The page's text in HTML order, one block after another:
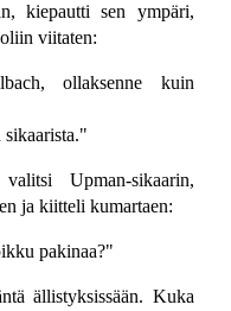
kiepautti sen ympäri,
viitaten:
ollaksenne kuin
Upman-sikaarin,
ja kiitteli kumartaen:
pakinaa?"
ällistyksissään. Kuka